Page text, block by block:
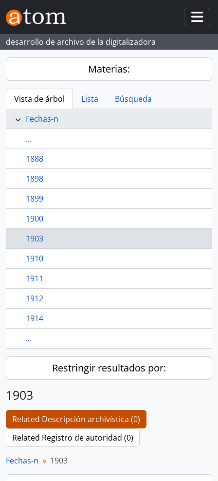
Skip to main content
desarrollo de archivo de la digitalizadora
Materias:
Vista de árbol Lista
Búsqueda
Fechas-n
...
1888
1898
1899
1900
1903
1910
1911
1912
1914
...
Restringir resultados por:
1903
Related Descripción archivística (0)
Related Registro de autoridad (0)
Fechas-n 1903